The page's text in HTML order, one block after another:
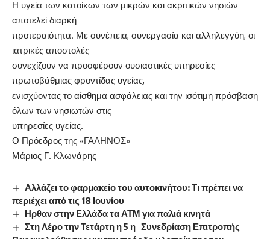
Η υγεία των κατοίκων των μικρών και ακριτικών νησιών
αποτελεί διαρκή
προτεραιότητα. Με συνέπεια, συνεργασία και αλληλεγγύη, οι
ιατρικές αποστολές
συνεχίζουν να προσφέρουν ουσιαστικές υπηρεσίες
πρωτοβάθμιας φροντίδας υγείας,
ενισχύοντας το αίσθημα ασφάλειας και την ισότιμη πρόσβαση
όλων των νησιωτών στις
υπηρεσίες υγείας.
Ο Πρόεδρος της «ΓΑΛΗΝΟΣ»
Μάριος Γ. Κλωνάρης
Αλλάζει το φαρμακείο του αυτοκινήτου: Τι πρέπει να
περιέχει από τις 18 Ιουνίου
Ηρθαν στην Ελλάδα τα ΑΤΜ για παλιά κινητά
Στη Λέρο την Τετάρτη η 5 η Συνεδρίαση Επιτροπής